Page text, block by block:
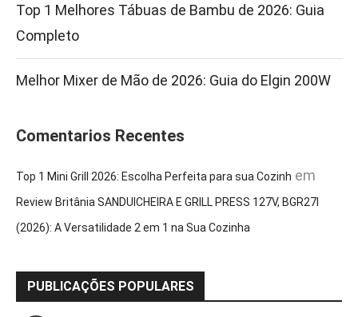
Top 1 Melhores Tábuas de Bambu de 2026: Guia
Completo
Melhor Mixer de Mão de 2026: Guia do Elgin 200W
Comentarios Recentes
Top 1 Mini Grill 2026: Escolha Perfeita para sua Cozinh em
Review Britânia SANDUICHEIRA E GRILL PRESS 127V, BGR27I
(2026): A Versatilidade 2 em 1 na Sua Cozinha
PUBLICAÇÕES POPULARES